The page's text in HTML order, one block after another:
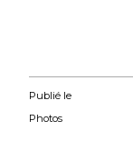
Publié le
Photos